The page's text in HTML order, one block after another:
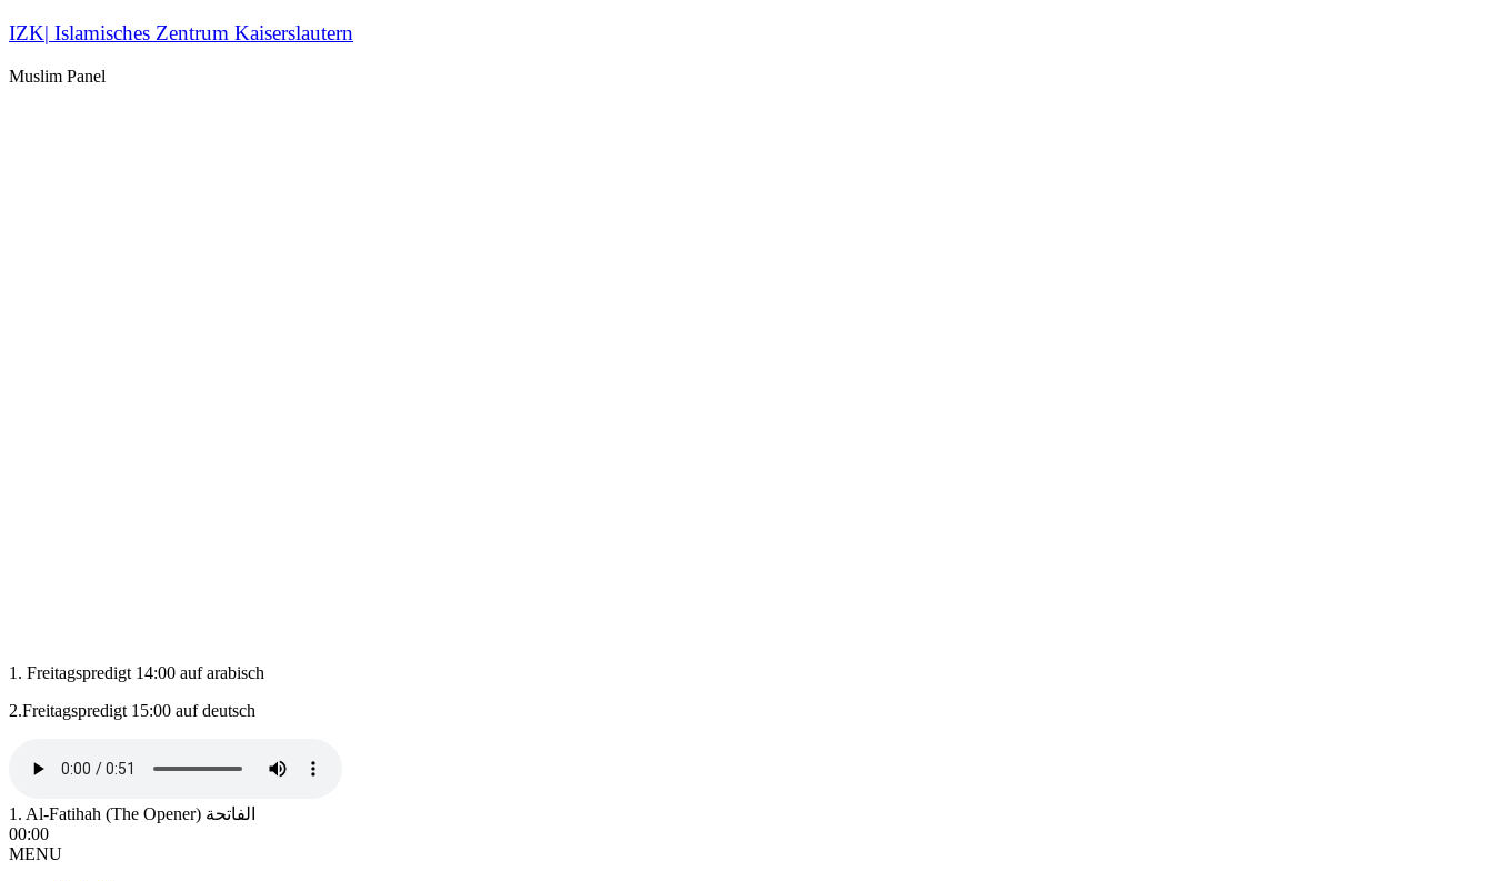
IZK| Islamisches Zentrum Kaiserslautern
Muslim Panel
1. Freitagspredigt 14:00 auf arabisch
2.Freitagspredigt 15:00 auf deutsch
1. Al-Fatihah (The Opener) الفاتحة
00:00
MENU